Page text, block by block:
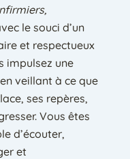
le souci d’un
et respectueux
impulsez une
veillant à ce que
ses repères,
Vous êtes
d’écouter,
et